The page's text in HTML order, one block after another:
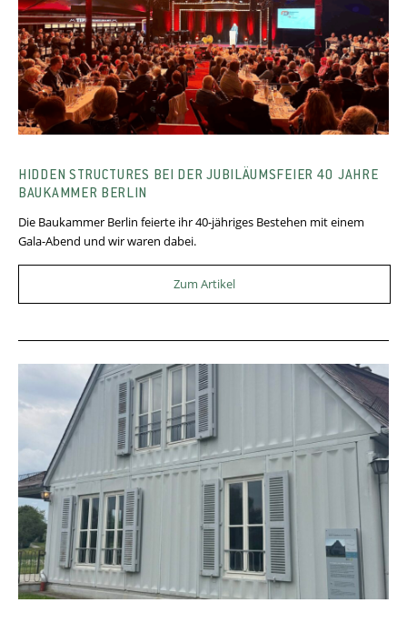
HIDDEN STRUCTURES BEI DER JUBILÄUMSFEIER 40 JAHRE
BAUKAMMER BERLIN
Die Baukammer Berlin feierte ihr 40-jähriges Bestehen mit einem
Gala-Abend und wir waren dabei.
Zum Artikel